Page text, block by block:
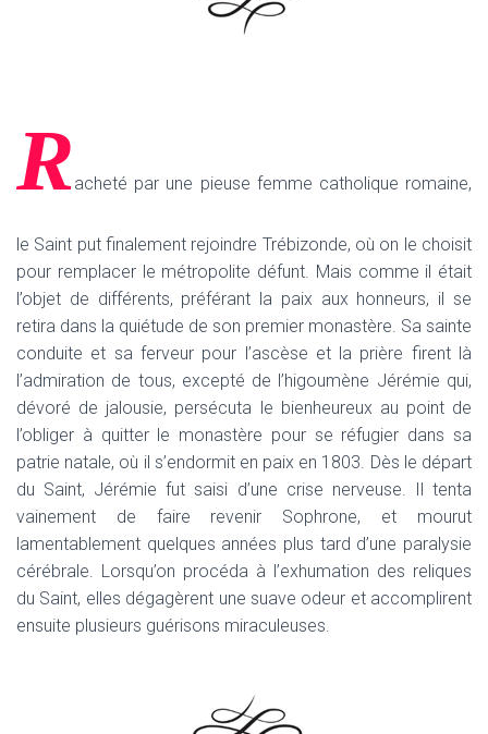
Racheté par une pieuse femme catholique romaine,
le Saint put finalement rejoindre Trébizonde, où on le choisit
pour remplacer le métropolite défunt. Mais comme il était
l’objet de différents, préférant la paix aux honneurs, il se
retira dans la quiétude de son premier monastère. Sa sainte
conduite et sa ferveur pour l’ascèse et la prière firent là
l’admiration de tous, excepté de l’higoumène Jérémie qui,
dévoré de jalousie, persécuta le bienheureux au point de
l’obliger à quitter le monastère pour se réfugier dans sa
patrie natale, où il s’endormit en paix en 1803. Dès le départ
du Saint, Jérémie fut saisi d’une crise nerveuse. Il tenta
vainement de faire revenir Sophrone, et mourut
lamentablement quelques années plus tard d’une paralysie
cérébrale. Lorsqu’on procéda à l’exhumation des reliques
du Saint, elles dégagèrent une suave odeur et accomplirent
ensuite plusieurs guérisons miraculeuses.